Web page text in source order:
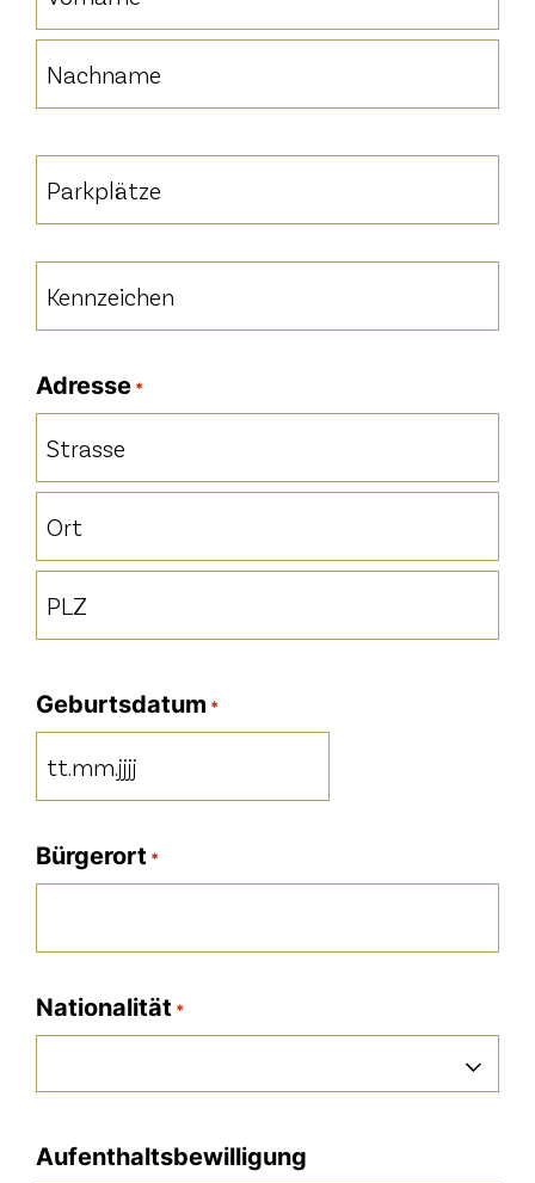
Adresse *
Geburtsdatum *
TT
MM
Punkt
Bürgerort *
Nationalität *
Aufenthaltsbewilligung